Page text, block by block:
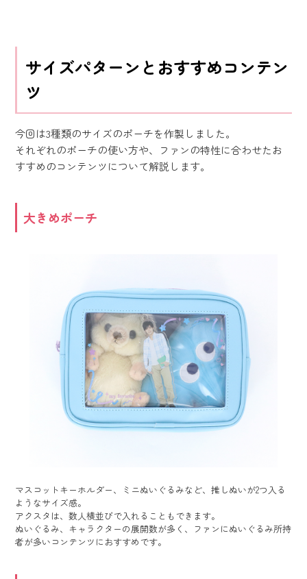
サイズパターンとおすすめコンテン
ツ
今回は3種類のサイズのポーチを作製しました。
それぞれのポーチの使い方や、ファンの特性に合わせたお
すすめのコンテンツについて解説します。
大きめポーチ
マスコットキーホルダー、ミニぬいぐるみなど、推しぬいが2つ入る
ようなサイズ感。
アクスタは、数人横並びで入れることもできます。
ぬいぐるみ、キャラクターの展開数が多く、ファンにぬいぐるみ所持
者が多いコンテンツにおすすめです。